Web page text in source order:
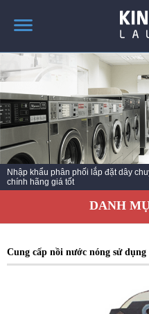
GIỚI THIỆU
SẢN PHẨM
TIN TỨC GIẶT LÀ
CÔNG TRÌNH TRIỂN KHAI
LIÊN HỆ
Máy giặt công nghiệp Hàn Quốc -
ga công nghiệp khổ lớn
DANH
Cung cấp nồi nước nóng sử